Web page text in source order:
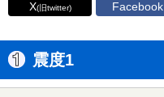
X(旧twitter) Facebook
震度1